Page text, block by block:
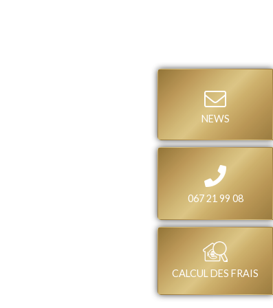
NEWS
067 21 99 08
CALCUL DES FRAIS